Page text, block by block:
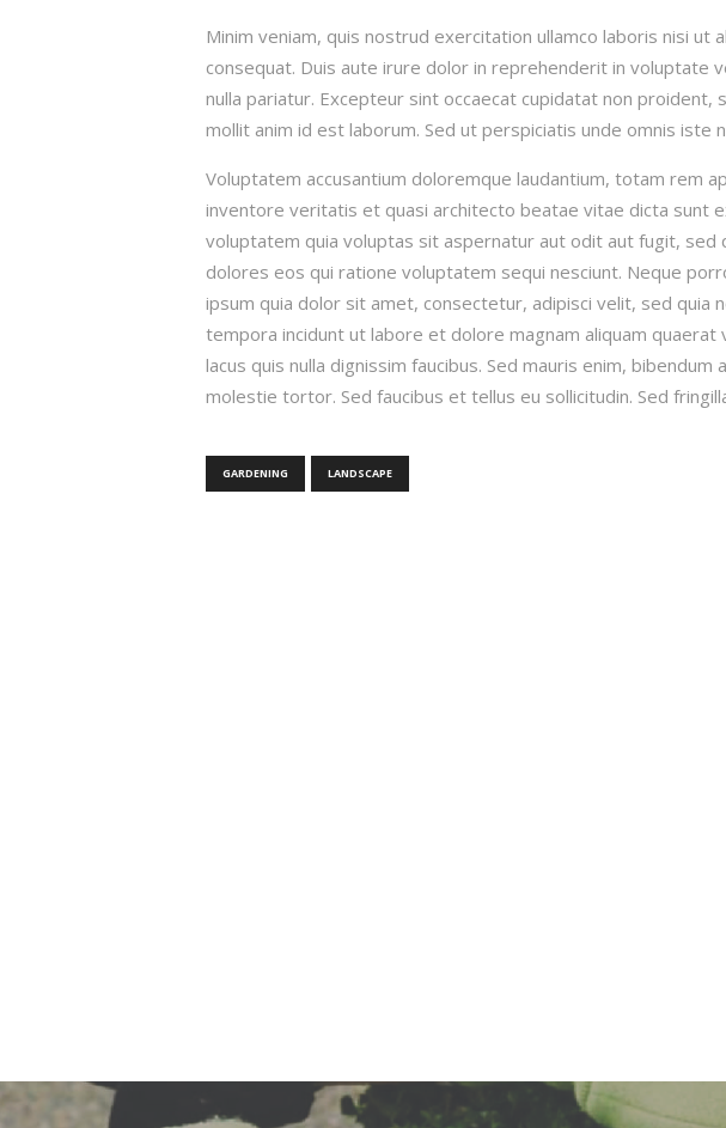
Minim veniam, quis nostrud exercitation ullamco laboris nisi ut
consequat. Duis aute irure dolor in reprehenderit in voluptate
nulla pariatur. Excepteur sint occaecat cupidatat non proident,
mollit anim id est laborum. Sed ut perspiciatis unde omnis iste
Voluptatem accusantium doloremque laudantium, totam rem
inventore veritatis et quasi architecto beatae vitae dicta sunt
voluptatem quia voluptas sit aspernatur aut odit aut fugit, sed
dolores eos qui ratione voluptatem sequi nesciunt. Neque
ipsum quia dolor sit amet, consectetur, adipisci velit, sed quia
tempora incidunt ut labore et dolore magnam aliquam quaerat
lacus quis nulla dignissim faucibus. Sed mauris enim, bibendum
molestie tortor. Sed faucibus et tellus eu sollicitudin. Sed
GARDENING LANDSCAPE